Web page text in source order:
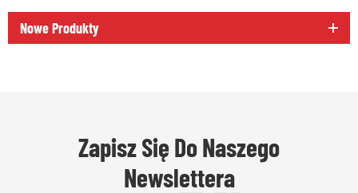
Nowe Produkty
Zapisz Się Do Naszego
Newslettera